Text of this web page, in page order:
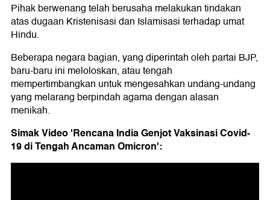
Pihak berwenang telah berusaha melakukan tindakan
atas dugaan Kristenisasi dan Islamisasi terhadap umat
Hindu.
Beberapa negara bagian, yang diperintah oleh partai BJP,
baru-baru ini meloloskan, atau tengah
mempertimbangkan untuk mengesahkan undang-undang
yang melarang berpindah agama dengan alasan
menikah.
Simak Video 'Rencana India Genjot Vaksinasi Covid-
19 di Tengah Ancaman Omicron':